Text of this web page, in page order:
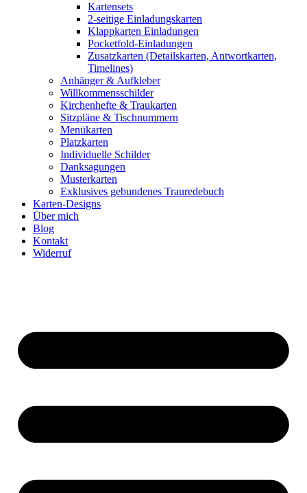
Kartensets
2-seitige Einladungskarten
Klappkarten Einladungen
Pocketfold-Einladungen
Zusatzkarten (Detailskarten, Antwortkarten,
Timelines)
Anhänger & Aufkleber
Willkommensschilder
Kirchenhefte & Traukarten
Sitzpläne & Tischnummern
Menükarten
Platzkarten
Individuelle Schilder
Danksagungen
Musterkarten
Exklusives gebundenes Trauredebuch
Karten-Designs
Über mich
Blog
Kontakt
Widerruf